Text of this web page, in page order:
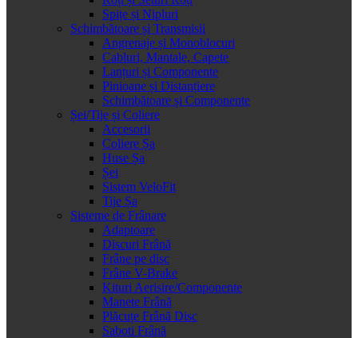
Spițe și Nipluri
Schimbătoare și Transmisii
Angrenaje și Monoblocuri
Cabluri, Mantale, Capete
Lanțuri și Componente
Pinioane și Distanțiere
Schimbătoare și Componente
Șei/Tije și Coliere
Accesorii
Coliere Șa
Huse Șa
Șei
Sistem VeloFit
Tije Șa
Sisteme de Frânare
Adaptoare
Discuri Frână
Frâne pe disc
Frâne V-Brake
Kituri Aerisire/Componente
Manete Frână
Plăcuțe Frână Disc
Saboti Frână